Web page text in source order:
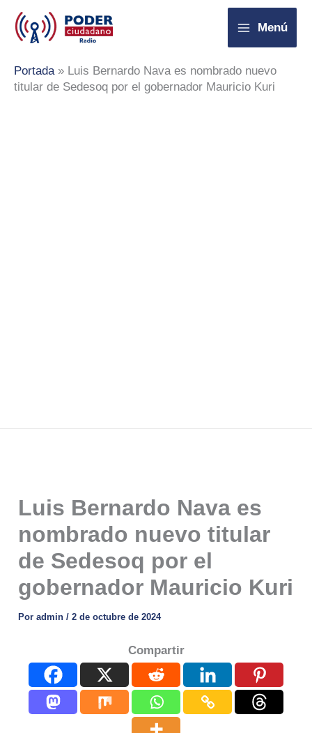
contenido
Menú
Portada» Luis Bernardo Nava es nombrado nuevo
titular de Sedesoq por el gobernador Mauricio Kuri
Luis Bernardo Nava es
nombrado nuevo titular
de Sedesoq por el
gobernador Mauricio Kuri
Poradmin/2 de octubre de 2024
Compartir